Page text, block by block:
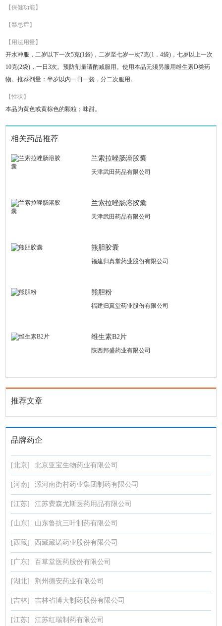
【保健功能】
【禁忌症】
【用法用量】
开水冲服，二岁以下一次5克(1袋)，二岁至七岁一次7克(1．4袋)，七岁以上一次
10克(2袋)，一日3次。预防剂量请酌减服用。使用本品无须另服用维生素D类药
物。推荐剂量：半岁以内一日一袋，分二次服用。
【性状】
本品为黄色或黄棕色的颗粒；味甜。
相关药品推荐
兰索拉唑肠溶胶囊
天津武田药品有限公司
兰索拉唑肠溶胶囊
天津武田药品有限公司
熊胆胶囊
福建归真堂药业股份有限公司
熊胆粉
福建归真堂药业股份有限公司
维生素B2片
陕西邦盛药业有限公司
推荐文章
品牌药企
[北京] 北京亚宝生物药业有限公司
[河南] 漯河南街村药业集团制药有限公司
[江苏] 江苏费森尤斯医药用品有限公司
[山东] 山东鲁抗三叶制药有限公司
[西藏] 西藏藏诺药业股份有限公司
[广东] 百草堂医药股份有限公司
[湖北] 荆州德安药业有限公司
[吉林] 吉林省博大制药股份有限公司
[江苏] 江苏红瑞制药有限公司